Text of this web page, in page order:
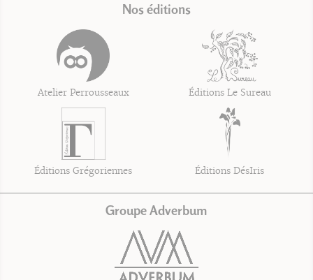
Nos éditions
Atelier Perrousseaux Éditions Le Sureau
Éditions Grégoriennes Éditions DésIris
Groupe Adverbum